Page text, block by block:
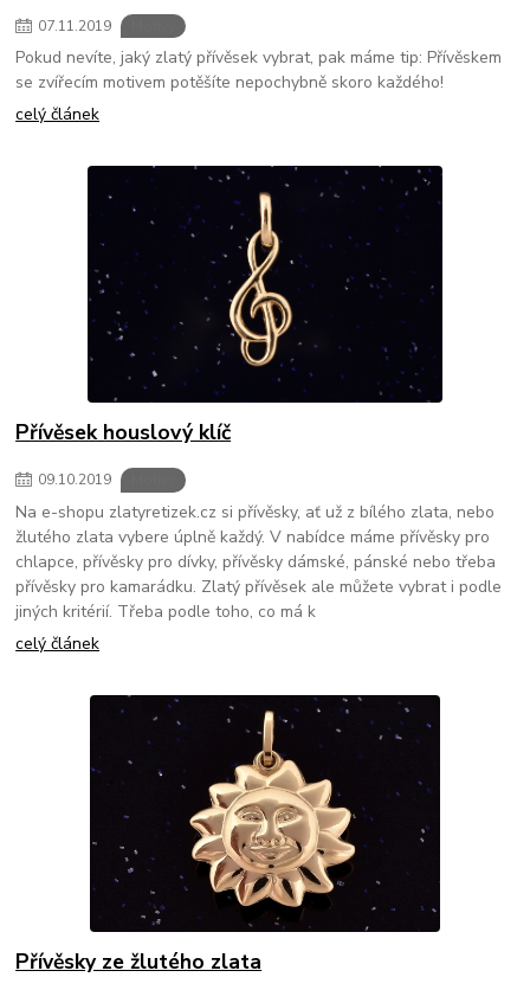
07.11.2019
Pokud nevíte, jaký zlatý přívěsek vybrat, pak máme tip: Přívěskem
se zvířecím motivem potěšíte nepochybně skoro každého!
celý článek
Přívěsek houslový klíč
09.10.2019
Na e-shopu zlatyretizek.cz si přívěsky, ať už z bílého zlata, nebo
žlutého zlata vybere úplně každý. V nabídce máme přívěsky pro
chlapce, přívěsky pro dívky, přívěsky dámské, pánské nebo třeba
přívěsky pro kamarádku. Zlatý přívěsek ale můžete vybrat i podle
jiných kritérií. Třeba podle toho, co má k
celý článek
Přívěsky ze žlutého zlata